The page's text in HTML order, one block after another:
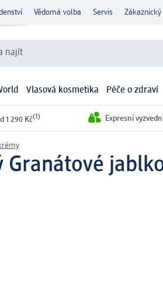
Vědomá volba Servis
najít
Vlasová kosmetika Péče o zdraví
1 290 Kč(1) Expresní